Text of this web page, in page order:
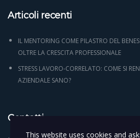
Articoli recenti
IL MENTORING COME PILASTRO DEL
OLTRE LA CRESCITA PROFESSIONALE
STRESS LAVORO-CORRELATO: COME SI
AZIENDALE SANO?
Contatti
This website uses cookies and